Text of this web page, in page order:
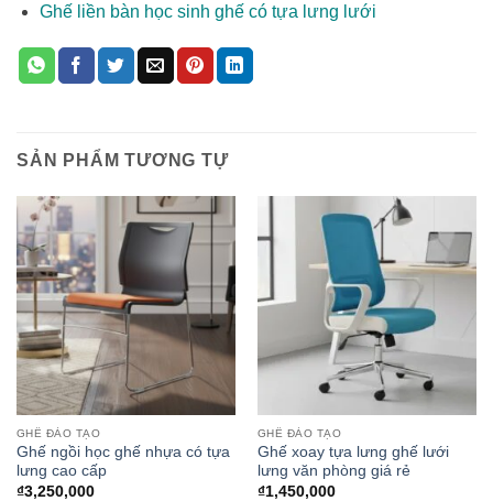
Ghế liền bàn học sinh ghế có tựa lưng lưới
SẢN PHẨM TƯƠNG TỰ
GHẾ ĐÀO TẠO
Ghế ngồi học ghế nhựa có tựa
lưng cao cấp
₫3,250,000
GHẾ ĐÀO TẠO
Ghế xoay tựa lưng ghế lưới
lưng văn phòng giá rẻ
₫1,450,000